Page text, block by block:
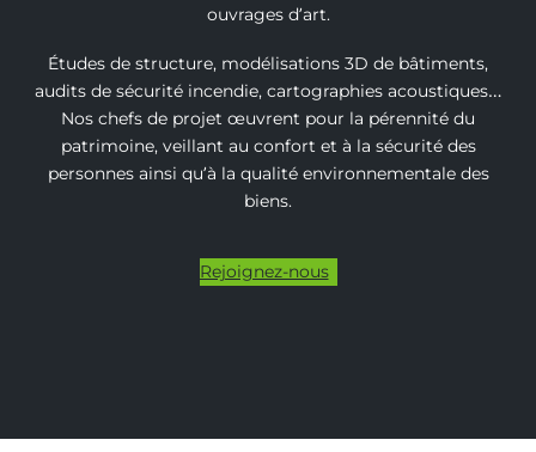
ouvrages d’art.
Études de structure, modélisations 3D de bâtiments,
audits de sécurité incendie, cartographies acoustiques…
Nos chefs de projet œuvrent pour la pérennité du
patrimoine, veillant au confort et à la sécurité des
personnes ainsi qu’à la qualité environnementale des
biens.
Rejoignez-nous